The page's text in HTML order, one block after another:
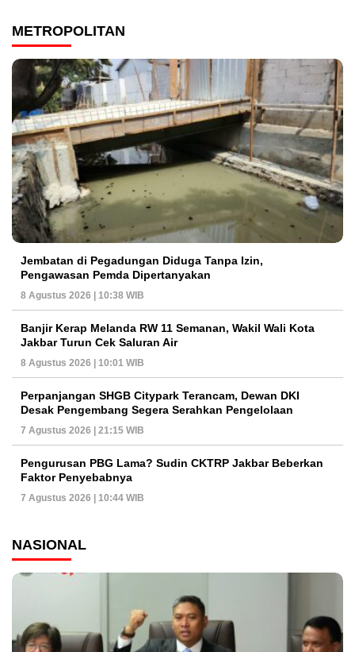
METROPOLITAN
Jembatan di Pegadungan Diduga Tanpa Izin,
Pengawasan Pemda Dipertanyakan
8 Agustus 2026 | 10:38 WIB
Banjir Kerap Melanda RW 11 Semanan, Wakil Wali Kota
Jakbar Turun Cek Saluran Air
8 Agustus 2026 | 10:01 WIB
Perpanjangan SHGB Citypark Terancam, Dewan DKI
Desak Pengembang Segera Serahkan Pengelolaan
7 Agustus 2026 | 21:15 WIB
Pengurusan PBG Lama? Sudin CKTRP Jakbar Beberkan
Faktor Penyebabnya
7 Agustus 2026 | 10:44 WIB
NASIONAL